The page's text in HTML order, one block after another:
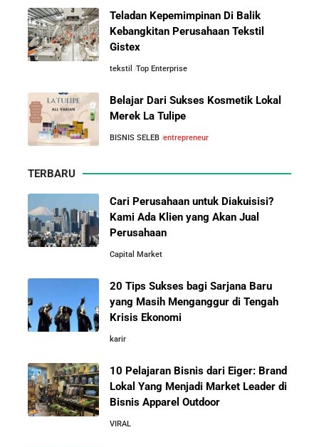
Mengenal Onitsuka Tiger: 8 Fakta
Menarik di Balik Sepatu Ikonik
10 Pelajaran Bisnis dari Eiger:
Asal-Usul Kekayaan Erick Thohir dan Boy Thohir
Kisah Sukses Todd Boehly: Cucu Pekerja Pabrik yang
Arifin Panigoro: Dari Insinyur Listrik Menjadi Raja
Energi Indonesia yang Mendirikan Medco Group
Perjuangan, dan Keputusan Krusial yang Menentukan
Masa Depan
Belajar dari Kopi Kenangan: Cara Membangun Resto
Cara Mendirikan Kafe Sukses Seperti Kopi Kenangan,
Fore Coffee, dan Tuku: Panduan Lengkap untuk Pemula
Rahasia Sukses Starbucks: Strategi Branding dan
Pengalaman Pelanggan yang Bisa Kamu Tiru
5 Cara Aman Pindah Kuadran dari Karyawan ke
Teladan Kepemimpinan Di Balik
Kebangkitan Perusahaan Tekstil
Gistex
tekstil Top Enterprise
Belajar Dari Sukses Kosmetik Lokal
Merek La Tulipe
BISNIS SELEB entrepreneur
TERBARU
Cari Perusahaan untuk Diakuisisi?
Kami Ada Klien yang Akan Jual
Perusahaan
Capital Market
20 Tips Sukses bagi Sarjana Baru
yang Masih Menganggur di Tengah
Krisis Ekonomi
karir
10 Pelajaran Bisnis dari Eiger: Brand
Lokal Yang Menjadi Market Leader di
Bisnis Apparel Outdoor
VIRAL